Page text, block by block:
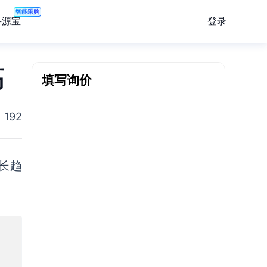
宝
智能采购
登录
192
趋